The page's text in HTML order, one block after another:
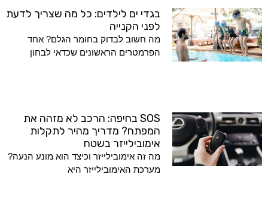
בגדי ים לילדים: כל מה שצריך לדעת
לפני הקנייה
מה חשוב לבדוק בחומר הגלם? אחד
הפרמטרים הראשונים שכדאי לבחון
SOS בחיפה: הרכב לא מזהה את
המפתח? מדריך מהיר לתקלות
אימובילייזר בשטח
מה זה אימובילייזר וכיצד הוא מונע הנעה?
מערכת האימובילייזר היא